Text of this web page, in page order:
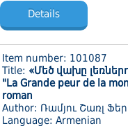
Details
Item number: 101087
Title: «Մեծ վախը
"La Grande peur de la
roman
Author: Ռամյու Շառլ
Language: Armenian